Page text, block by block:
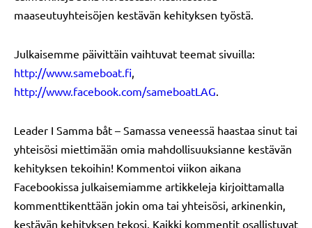
maaseutuyhteisöjen kestävän kehityksen työstä.
Julkaisemme päivittäin vaihtuvat teemat sivuilla:
http://www.sameboat.fi,
http://www.facebook.com/sameboatLAG.
Leader I Samma båt – Samassa veneessä haastaa sinut tai
yhteisösi miettimään omia mahdollisuuksianne kestävän
kehityksen tekoihin! Kommentoi viikon aikana
Facebookissa julkaisemiamme artikkeleja kirjoittamalla
kommenttikenttään jokin oma tai yhteisösi, arkinenkin,
kestävän kehityksen tekosi. Kaikki kommentit osallistuvat